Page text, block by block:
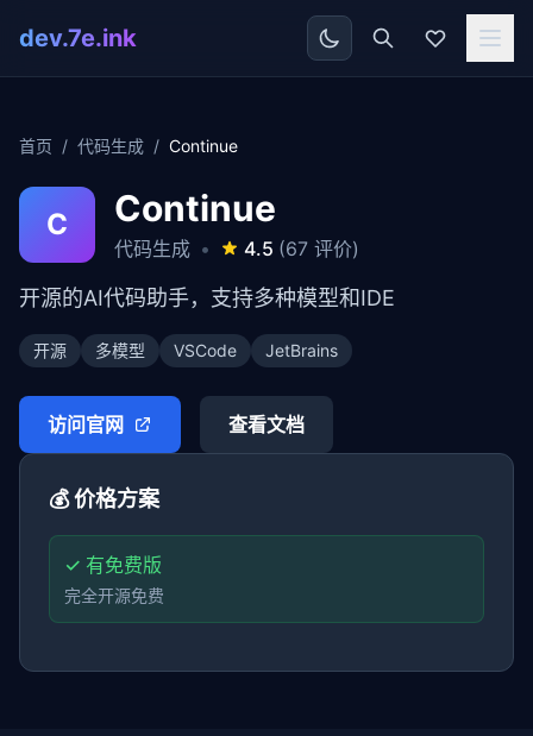
dev.7e.ink
首页 / 代码生成 / Continue
C Continue
代码生成 • 4.5 (67 评价)
开源的AI代码助手，支持多种模型和IDE
开源 多模型 VSCode JetBrains
访问官网 查看文档
💰 价格方案
✓ 有免费版
完全开源免费